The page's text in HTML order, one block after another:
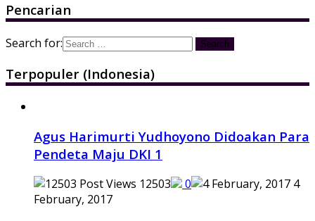
Pencarian
Search for:
Terpopuler (Indonesia)
Agus Harimurti Yudhoyono Didoakan Para
Pendeta Maju DKI 1
12503 0
4
February, 2017